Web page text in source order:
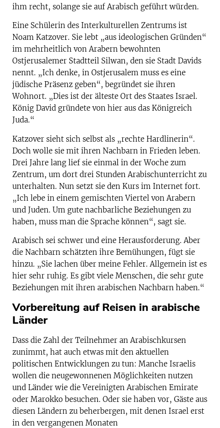
ihm recht, solange sie auf Arabisch geführt würden.
Eine Schülerin des Interkulturellen Zentrums ist
Noam Katzover. Sie lebt „aus ideologischen Gründen“
im mehrheitlich von Arabern bewohnten
Ostjerusalemer Stadtteil Silwan, den sie Stadt Davids
nennt. „Ich denke, in Ostjerusalem muss es eine
jüdische Präsenz geben“, begründet sie ihren
Wohnort. „Dies ist der älteste Ort des Staates Israel.
König David gründete von hier aus das Königreich
Juda.“
Katzover sieht sich selbst als „rechte Hardlinerin“.
Doch wolle sie mit ihren Nachbarn in Frieden leben.
Drei Jahre lang lief sie einmal in der Woche zum
Zentrum, um dort drei Stunden Arabischunterricht zu
unterhalten. Nun setzt sie den Kurs im Internet fort.
„Ich lebe in einem gemischten Viertel von Arabern
und Juden. Um gute nachbarliche Beziehungen zu
haben, muss man die Sprache können“, sagt sie.
Arabisch sei schwer und eine Herausforderung. Aber
die Nachbarn schätzten ihre Bemühungen, fügt sie
hinzu. „Sie lachen über meine Fehler. Allgemein ist es
hier sehr ruhig. Es gibt viele Menschen, die sehr gute
Beziehungen mit ihren arabischen Nachbarn haben.“
Vorbereitung auf Reisen in arabische
Länder
Dass die Zahl der Teilnehmer an Arabischkursen
zunimmt, hat auch etwas mit den aktuellen
politischen Entwicklungen zu tun: Manche Israelis
wollen die neugewonnenen Möglichkeiten nutzen
und Länder wie die Vereinigten Arabischen Emirate
oder Marokko besuchen. Oder sie haben vor, Gäste aus
diesen Ländern zu beherbergen, mit denen Israel erst
in den vergangenen Monaten